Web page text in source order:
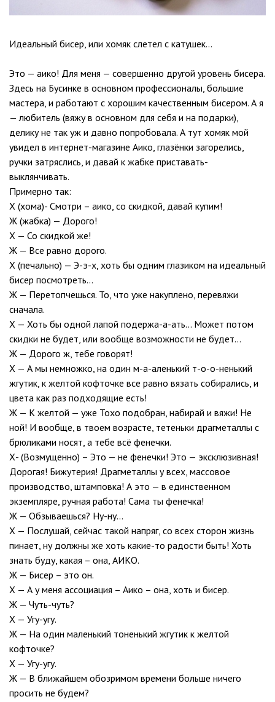
Идеальный бисер, или хомяк слетел с катушек…
Это — аико! Для меня — совершенно другой уровень бисера.
Здесь на Бусинке в основном профессионалы, большие
мастера, и работают с хорошим качественным бисером. А я
— любитель (вяжу в основном для себя и на подарки),
делику не так уж и давно попробовала. А тут хомяк мой
увидел в интернет-магазине Аико, глазёнки загорелись,
ручки затряслись, и давай к жабке приставать-
выклянчивать.
Примерно так:
Х (хома)- Смотри – аико, со скидкой, давай купим!
Ж (жабка) — Дорого!
Х — Со скидкой же!
Ж — Все равно дорого.
Х (печально) — Э-э-х, хоть бы одним глазиком на идеальный
бисер посмотреть…
Ж — Перетопчешься. То, что уже накуплено, перевяжи
сначала.
Х — Хоть бы одной лапой подержа-а-ать… Может потом
скидки не будет, или вообще возможности не будет…
Ж — Дорого ж, тебе говорят!
Х — А мы немножко, на один м-а-аленький т-о-о-ненький
жгутик, к желтой кофточке все равно вязать собирались, и
цвета как раз подходящие есть!
Ж — К желтой — уже Тохо подобран, набирай и вяжи! Не
ной! И вообще, в твоем возрасте, тетеньки драгметаллы с
брюликами носят, а тебе всё фенечки.
Х- (Возмущенно) – Это — не фенечки! Это — эксклюзивная!
Дорогая! Бижутерия! Драгметаллы у всех, массовое
производство, штамповка! А это — в единственном
экземпляре, ручная работа! Сама ты фенечка!
Ж — Обзываешься? Ну-ну…
Х — Послушай, сейчас такой напряг, со всех сторон жизнь
пинает, ну должны же хоть какие-то радости быть! Хоть
знать буду, какая – она, АИКО.
Ж — Бисер – это он.
Х — А у меня ассоциация – Аико – она, хоть и бисер.
Ж — Чуть-чуть?
Х — Угу-угу.
Ж — На один маленький тоненький жгутик к желтой
кофточке?
Х — Угу-угу.
Ж — В ближайшем обозримом времени больше ничего
просить не будем?